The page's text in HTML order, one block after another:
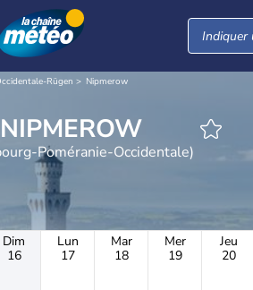
Rügen Nipmerow
METEO NIPMEROW
Poméranie-Occidentale)
Dim
16
Lun
17
Mar
18
Mer
19
Jeu
20